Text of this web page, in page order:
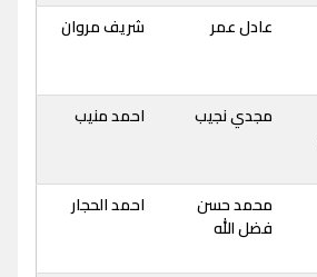
عادل عمر شريف مروان
مجدي نجيب احمد منيب
محمد حسن
فضل الله
احمد الحجار